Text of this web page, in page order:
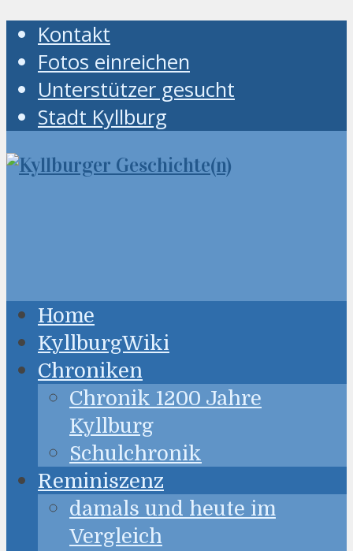
Kontakt
Fotos einreichen
Unterstützer gesucht
Stadt Kyllburg
Home
KyllburgWiki
Chroniken
Chronik 1200 Jahre
Kyllburg
Schulchronik
Reminiszenz
damals und heute im
Vergleich